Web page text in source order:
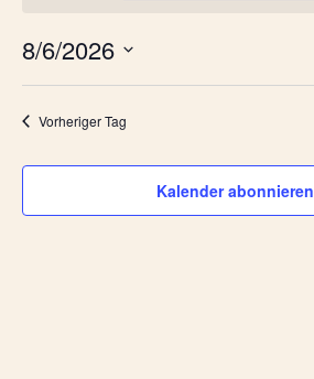
8/6/2026
wählen.
Vorheriger Tag
Kalender abonnieren